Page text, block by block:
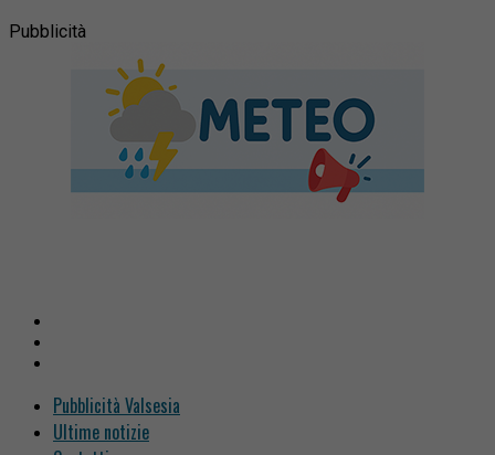
Pubblicità
Pubblicità Valsesia
Ultime notizie